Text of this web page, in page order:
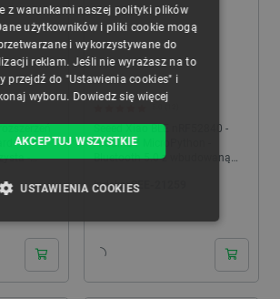
-
-
Seeed Xiao BLE nRF52840 -
Arduino / MicroPython -
Bluetooth 5.0 z wbudowaną
102010448
Indeks:SEE-21259
GERMAN
z warunkami naszej polityki plików
użytkowników i pliki cookie mogą
i wykorzystywane do
reklam. Jeśli nie wyrażasz na to
przejdź do "Ustawienia cookies" i
wyboru. Dowiedz się więcej
AKCEPTUJ WSZYSTKIE
USTAWIENIA COOKIES
TARGETOWANIE